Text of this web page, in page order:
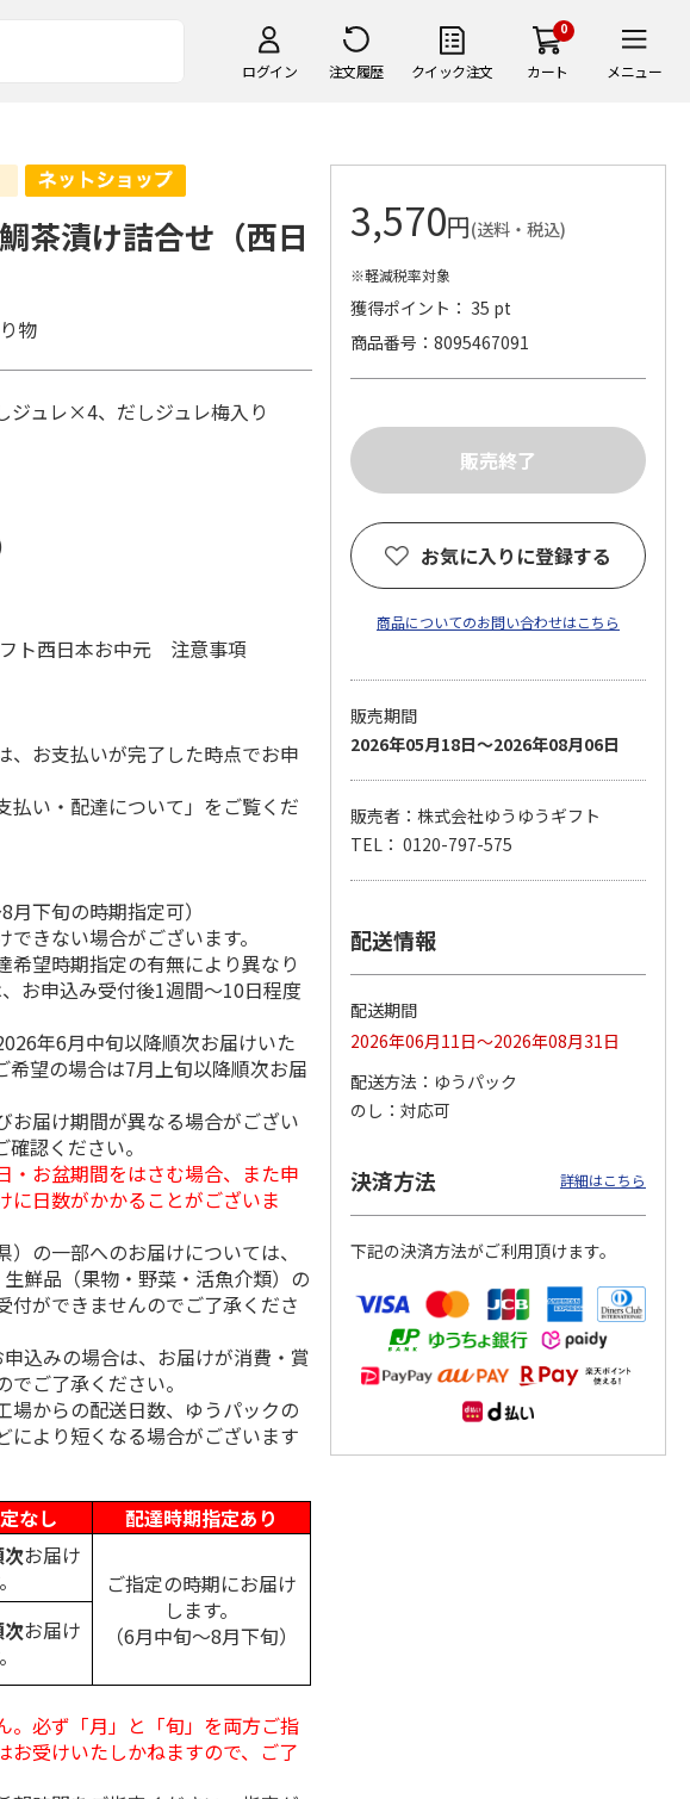
ログイン 注文履歴 クイック注文
0
カート メニュー
凍】
と肉
ち
＜おせち＞【冷凍】
おせち早割 札幌市
中央卸売市場発 北
22,700円
(送料・税込)
＜おせち＞【冷凍】
おせち早割 札幌市
中央卸売市場発 北
20,300円
(送料・税込)
＜おせち＞【冷凍】
おせち早割 札幌市
中央卸売市場発 北
27,000円
＜おせち＞【冷凍】
おせち早割 蟹甲羅
もりおせち
22,180円
(送料・税込)
茶漬け詰合せ（西日
物
ュレ×4、だしジュレ梅入り
ト西日本お中元 注意事項
お支払いが完了した時点でお申
払い・配達について」をご覧くだ
下旬の時期指定可）
きない場合がございます。
望時期指定の有無により異なり
お申込み受付後1週間～10日程度
年6月中旬以降順次お届けいた
希望の場合は7月上旬以降順次お届
届け期間が異なる場合がござい
認ください。
お盆期間をはさむ場合、また申
に日数がかかることがございま
の一部へのお届けについては、
鮮品（果物・野菜・活魚介類）の
付ができませんのでご了承くださ
込みの場合は、お届けが消費・賞
ご了承ください。
からの配送日数、ゆうパックの
により短くなる場合がございます
なし
配達時期指定あり
お届け
ご指定の時期にお届け
します。
（6月中旬～8月下旬）
お届け
必ず「月」と「旬」を両方ご指
お受けいたしかねますので、ご了
3,570円(送料・税込)
※軽減税率対象
獲得ポイント： 35 pt
商品番号
8095467091
お気に入りに登録する
商品についてのお問い合わせはこちら
販売期間
2026年05月18日～2026年08月06日
販売者：株式会社ゆうゆうギフト
TEL： 0120-797-575
配送情報
配送期間
2026年06月11日～2026年08月31日
配送方法
ゆうパック
のし
対応可
決済方法 詳細はこちら
下記の決済方法がご利用頂けます。